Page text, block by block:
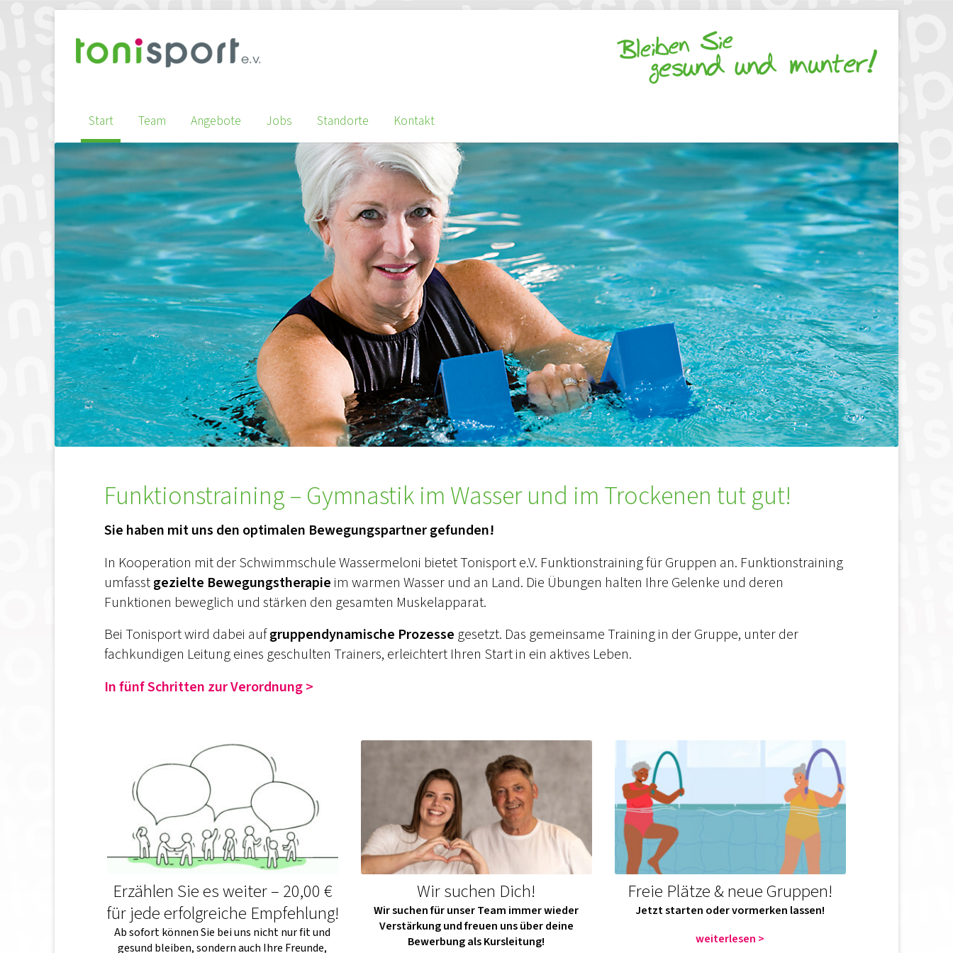
Start Team Angebote Jobs Standorte Kontakt
Funktionstraining – Gymnastik im Wasser und im Trockenen tut gut!
Sie haben mit uns den optimalen Bewegungspartner gefunden!
In Kooperation mit der Schwimmschule Wassermeloni bietet Tonisport e.V. Funktionstraining für Gruppen an. Funktionstraining
umfasstgezielte Bewegungstherapie im warmen Wasser und an Land. Die Übungen halten Ihre Gelenke und deren
Funktionen beweglich und stärken den gesamten Muskelapparat.
Bei Tonisport wird dabei aufgruppendynamische Prozesse gesetzt. Das gemeinsame Training in der Gruppe, unter der
fachkundigen Leitung eines geschulten Trainers, erleichtert Ihren Start in ein aktives Leben.
In fünf Schritten zur Verordnung >
Erzählen Sie es weiter – 20,00 €
für jede erfolgreiche Empfehlung!
Ab sofort können Sie bei uns nicht nur fit und
gesund bleiben, sondern auch Ihre Freunde,
Wir suchen Dich!
Wir suchen für unser Team immer wieder
Verstärkung und freuen uns über deine
Bewerbung als Kursleitung!
Freie Plätze & neue Gruppen!
Jetzt starten oder vormerken lassen!
weiterlesen >